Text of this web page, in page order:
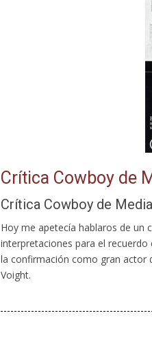
Crítica Cowboy de
Crítica Cowboy de
Hoy me apetecía hablaros de un
interpretaciones para el
la confirmación como gran actor
Voight.